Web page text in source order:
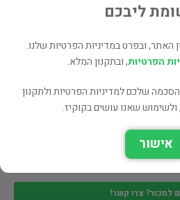
למכור? צרו קשר!
למכור? צרו קשר!
ליבכם
האתר, ובפרט במדיניות הפרטיות שלנו.
הפרטיות, ובתקנון המלא.
שלכם למדיניות הפרטיות ולתקנון
שאנו עושים בקוקיז.
אישור